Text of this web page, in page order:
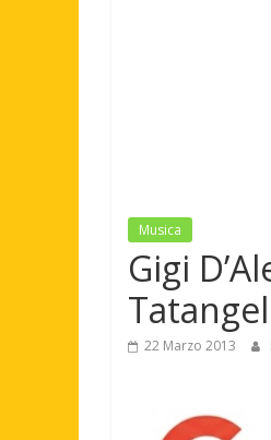
Musica
Gigi
22 Marzo 2013